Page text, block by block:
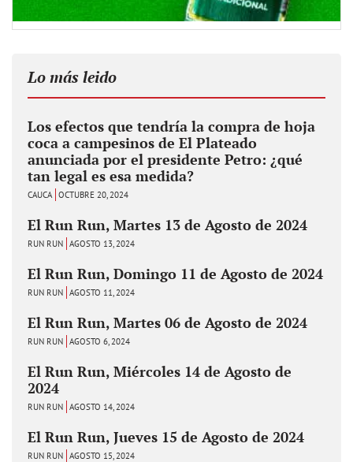
Lo más leido
Los efectos que tendría la compra de hoja
coca a campesinos de El Plateado
anunciada por el presidente Petro: ¿qué
tan legal es esa medida?
CAUCA OCTUBRE 20, 2024
El Run Run, Martes 13 de Agosto de 2024
RUN RUN AGOSTO 13, 2024
El Run Run, Domingo 11 de Agosto de 2024
RUN RUN AGOSTO 11, 2024
El Run Run, Martes 06 de Agosto de 2024
RUN RUN AGOSTO 6, 2024
El Run Run, Miércoles 14 de Agosto de
2024
RUN RUN AGOSTO 14, 2024
El Run Run, Jueves 15 de Agosto de 2024
RUN RUN AGOSTO 15, 2024